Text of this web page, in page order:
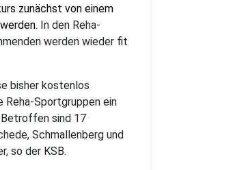
zunächst von einem
In den Reha-
werden wieder fit
bisher kostenlos
Sportgruppen ein
sind 17
Schmallenberg und
so der KSB.